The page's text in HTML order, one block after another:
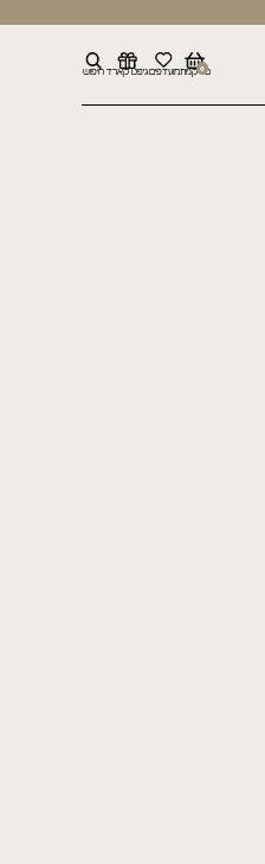
0
סל קניותמועדפיםגיפט קארד חיפוש